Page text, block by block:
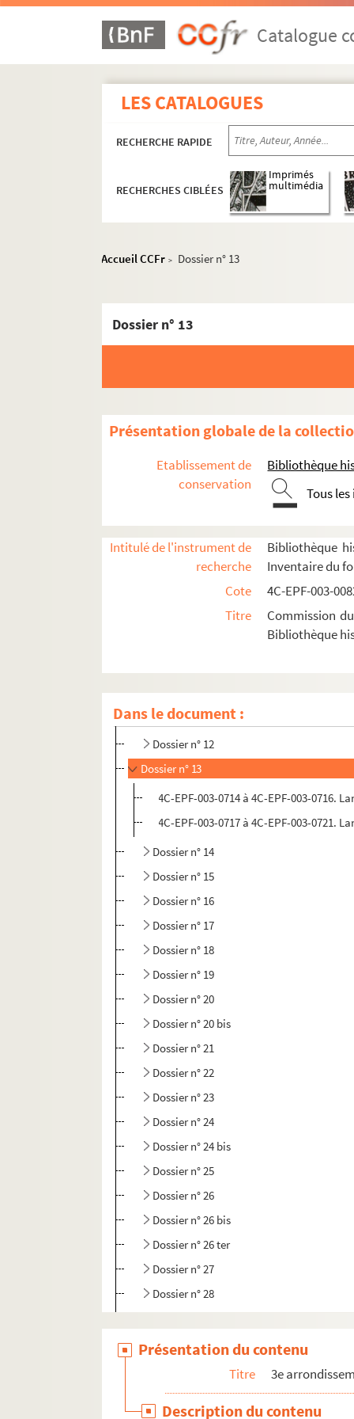
Catalogue
LES CATALOGUES
RECHERCHE RAPIDE
RECHERCHES CIBLÉES
Imprimés
multimédia
Accueil CCFr > Dossier n° 13
Dossier n° 13
Présentation globale de la
Etablissement de
conservation
Bibliothèque
Tous
Intitulé de l'instrument de
recherche
Bibliothèque
Inventaire du
Cote
4C-EPF-003-
Titre
Commission
Bibliothèque
Dans le document :
1er arrondissement
Dossier n° 1
Dossier n° 2
Dossier n° 4
Dossier n° 5
Dossier n° 6
Dossier n° 10
Dossier n° 10 bis
Dossier n° 11
Dossier n° 12
Dossier n° 13
4C-EPF-003-0714 à 4C-EPF-003-0716.
4C-EPF-003-0717 à 4C-EPF-003-0721.
Dossier n° 14
Dossier n° 15
Dossier n° 16
Dossier n° 17
Dossier n° 18
Dossier n° 19
Dossier n° 20
Dossier n° 20 bis
Dossier n° 21
Dossier n° 22
Dossier n° 23
Dossier n° 24
Dossier n° 24 bis
Dossier n° 25
Dossier n° 26
Dossier n° 26 bis
Dossier n° 26 ter
Dossier n° 27
Dossier n° 28
Dossier n° 29 bis
Dossier n° 31
Présentation du contenu
Titre 3e
Description du contenu